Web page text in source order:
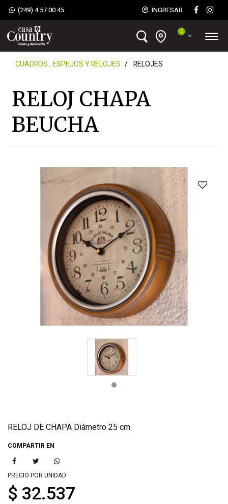
(249) 4 57 00 45 INGRESAR
0
CUADROS , ESPEJOS Y RELOJES RELOJES
RELOJ CHAPA
BEUCHA
RELOJ DE CHAPA Diámetro 25 cm
COMPARTIR EN
PRECIO POR UNIDAD
$ 32.537